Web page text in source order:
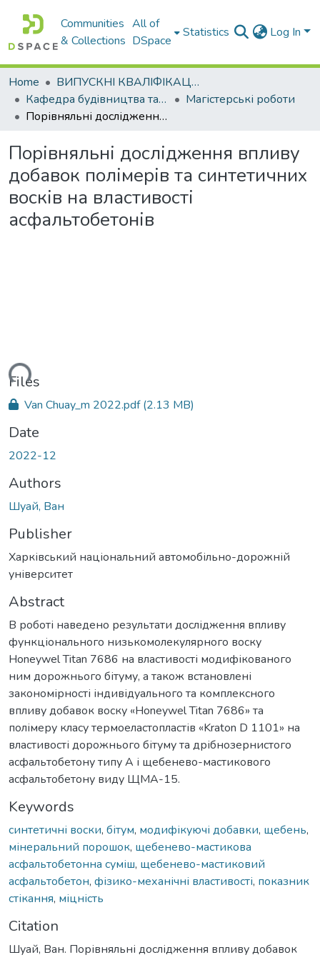
Communities
& Collections
All of
DSpace
Statistics Log In
Home
ВИПУСКНІ КВАЛІФІКАЦІЙНІ РОБОТИ
Кафедра будiвництва та експлуатацiї автомобiльних дорiг
Магістерські роботи
Порівняльні дослідження впливу добавок полімерів та синтетичних восків на властивості асфальтобетонів
Порівняльні дослідження впливу
добавок полімерів та синтетичних
восків на властивості
асфальтобетонів
Files
Van Chuay_m 2022.pdf(2.13 MB)
Date
2022-12
Authors
Шуай, Ван
Publisher
Харківський національний автомобільно-дорожній
університет
Abstract
В роботі наведено результати дослідження впливу
функціонального низькомолекулярного воску
Нoneywel Titan 7686 на властивості модифікованого
ним дорожнього бітуму, а також встановлені
закономірності індивідуального та комплексного
впливу добавок воску «Нoneywel Titan 7686» та
полімеру класу термоеластопластів «Kraton D 1101» на
властивості дорожнього бітуму та дрібнозернистого
асфальтобетону типу А і щебенево-мастикового
асфальтобетону виду ЩМА-15.
Keywords
синтетичні воски, бітум, модифікуючі добавки, щебень,
мінеральний порошок, щебенево-мастикова
асфальтобетонна суміш, щебенево-мастиковий
асфальтобетон, фізико-механічні властивості, показник
стікання, міцність
Citation
Шуай, Ван. Порівняльні дослідження впливу добавок